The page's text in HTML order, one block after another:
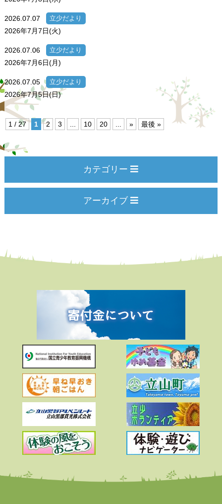
2026.07.07 立少だより
2026年7月7日(火)
2026.07.06 立少だより
2026年7月6日(月)
2026.07.05 立少だより
2026年7月5日(日)
1 / 27 1 2 3 ... 10 20 ... » 最後 »
カテゴリー
アーカイブ